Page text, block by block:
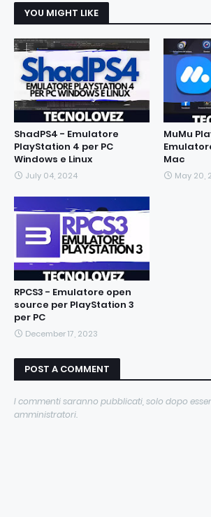
YOU MIGHT LIKE
ShadPS4 - Emulatore
PlayStation 4 per PC
Windows e Linux
July 04, 2024
MuMu
Mac
May 20,
RPCS3 - Emulatore open
source per PlayStation 3
per PC
December 17, 2023
POST A COMMENT
I commenti saranno pubblicati, solo dopo
amministratori.